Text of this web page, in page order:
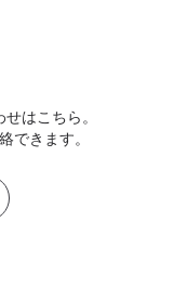
はこちら。
できます。